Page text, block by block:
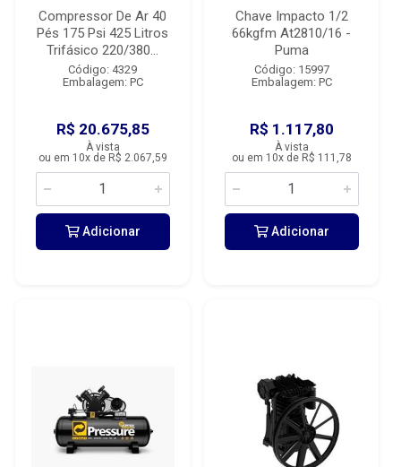
Compressor De Ar 40
Pés 175 Psi 425 Litros
Trifásico 220/380...
Código: 4329
Embalagem: PC
R$ 20.675,85
À vista
ou em 10x de R$ 2.067,59
Adicionar
Chave Impacto 1/2
66kgfm At2810/16 -
Puma
Código: 15997
Embalagem: PC
R$ 1.117,80
À vista
ou em 10x de R$ 111,78
Adicionar